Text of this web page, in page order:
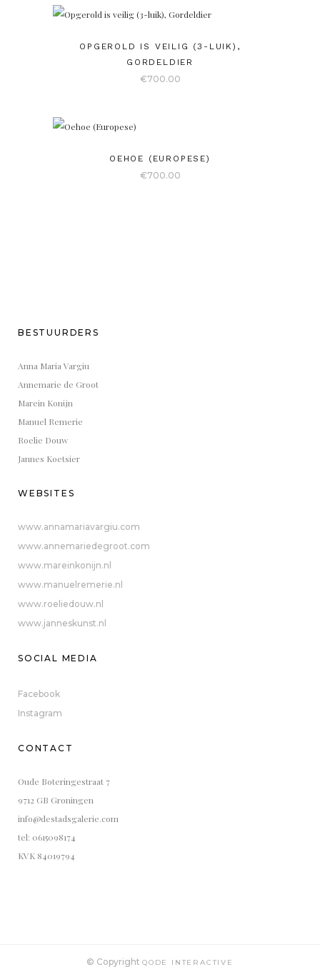
OPGEROLD IS VEILIG (3-LUIK),
GORDELDIER
€700.00
OEHOE (EUROPESE)
€700.00
BESTUURDERS
Anna Maria Vargiu
Annemarie de Groot
Marein Konijn
Manuel Remerie
Roelie Douw
Jannes Koetsier
WEBSITES
www.annamariavargiu.com
www.annemariedegroot.com
www.mareinkonijn.nl
www.manuelremerie.nl
www.roeliedouw.nl
www.janneskunst.nl
SOCIAL MEDIA
Facebook
Instagram
CONTACT
Oude Boteringestraat 7
9712 GB Groningen
info@destadsgalerie.com
tel: 0615098174
KVK 84019794
© CopyrightQODE INTERACTIVE